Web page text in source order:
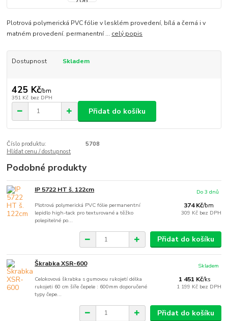
Plotrová polymerická PVC fólie v lesklém provedení, bílá a černá i v
matném provedení. permanentní ... celý popis
Dostupnost Skladem
425 Kč/bm
351 Kč bez DPH
Přidat do košíku
Číslo produktu:
5708
Hlídat cenu / dostupnost
Podobné produkty
IP 5722 HT š. 122cm
Plotrová polymerická PVC fólie permanentní
lepidlo high-tack pro texturované a těžko
polepitelné po...
374 Kč/bm
309 Kč bez DPH
Do 3 dnů
Přidat do košíku
Škrabka XSR-600
Celokovová škrabka s gumovou rukojetí délka
rukojeti 60 cm šíře čepele : 600mm doporučené
typy čepe...
1 451 Kč/ks
1 199 Kč bez DPH
Skladem
Přidat do košíku